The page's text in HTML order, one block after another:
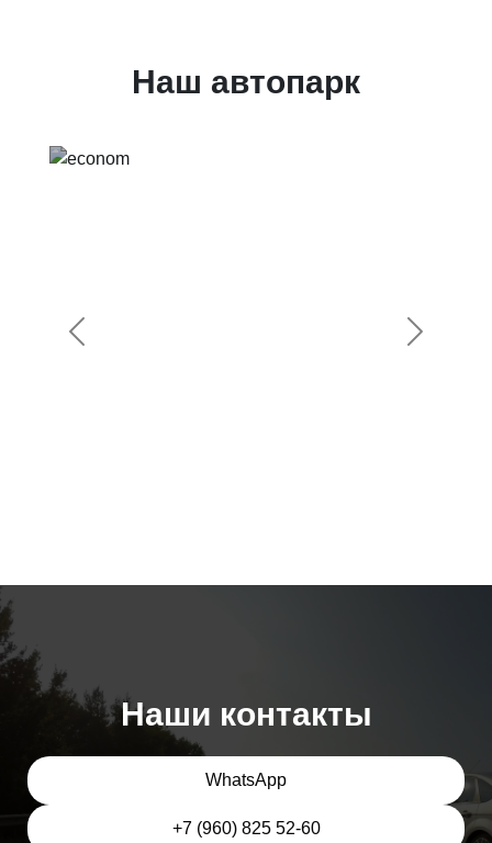
Наш автопарк
Предыдущий
Наши контакты
WhatsApp
+7 (960) 825 52-60